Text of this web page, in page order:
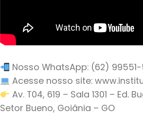
Nosso WhatsApp: (62)
Acesse nosso site:
Av. T04, 619 – Sala 1301 – Ed.
Setor Bueno, Goiânia – GO